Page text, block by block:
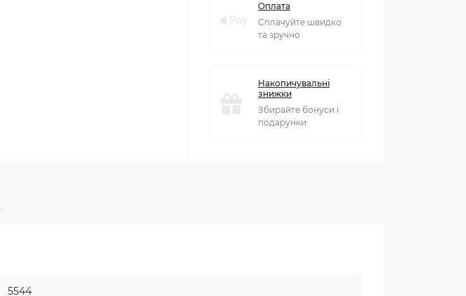
Оплата
Сплачуйте швидко
та зручно
Накопичувальні
знижки
Збирайте бонуси і
подарунки
5544